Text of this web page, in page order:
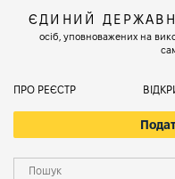
ЄДИНИЙ
осіб, уповноважених на
ПРО РЕЄСТР